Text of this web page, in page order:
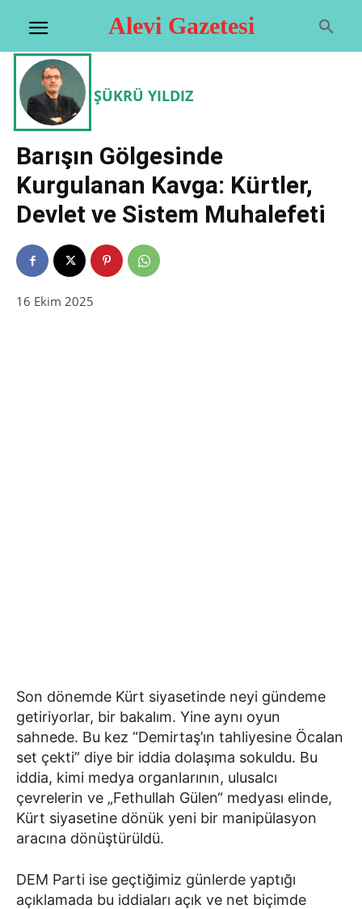
Alevi Gazetesi
ŞÜKRÜ YILDIZ
Barışın Gölgesinde
Kurgulanan Kavga: Kürtler,
Devlet ve Sistem Muhalefeti
16 Ekim 2025
Son dönemde Kürt siyasetinde neyi gündeme
getiriyorlar, bir bakalım. Yine aynı oyun
sahnede. Bu kez “Demirtaş’ın tahliyesine Öcalan
set çekti” diye bir iddia dolaşıma sokuldu. Bu
iddia, kimi medya organlarının, ulusalcı
çevrelerin ve „Fethullah Gülen“ medyası elinde,
Kürt siyasetine dönük yeni bir manipülasyon
aracına dönüştürüldü.
DEM Parti ise geçtiğimiz günlerde yaptığı
açıklamada bu iddiaları açık ve net biçimde